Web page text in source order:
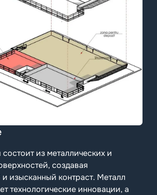
из металлических и
создавая
изысканный контраст. Металл
технологические инновации, а